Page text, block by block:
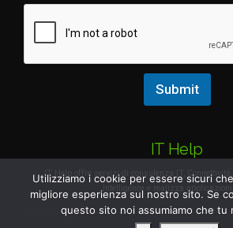
Submit
IT Help
IT Help offre servizi di consulenza IT, Connettività,
Intelligence e realizza applicazioni
Utilizziamo i cookie per essere sicuri
migliore esperienza sul nostro sito. Se
questo sito noi assumiamo che tu